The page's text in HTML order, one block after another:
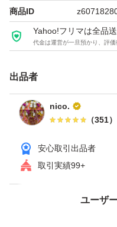
商品ID
Yahoo!フリマは全品
代金は運営が一旦預かり、評
出品者
nico.
（351）
安心取引出品者
取引実績99+
ユーザ
価格の相談